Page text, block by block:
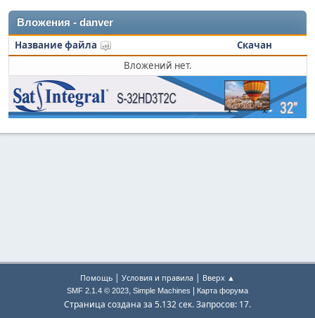
Вложения - danver
Название файла
Скачан
Вложений нет.
Помощь | Условия и правила | Вверх ▲
SMF 2.1.4 © 2023, Simple Machines Карта форума
Страница создана за 5.132 сек. Запросов: 17.